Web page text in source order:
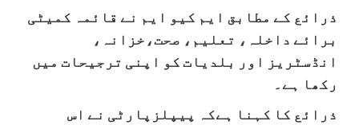
ذرائع کے مطابق ایم کیو ایم نے قائمہ کمیٹی
برائے داخلہ، تعلیم، صحت،خزانہ،
انڈسٹریز اور بلدیات کو اپنی ترجیحات میں
رکھا ہے۔
ذرائع کا کہنا ہےکہ پیپلزپارٹی نے اس